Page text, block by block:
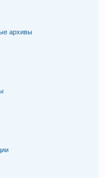
архивы